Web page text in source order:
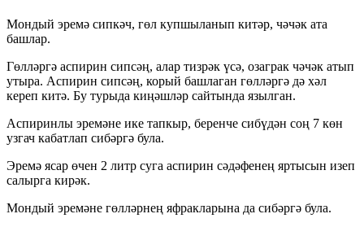
Мондый эремә сипкәч, гөл купшыланып китәр, чәчәк ата
башлар.
Гөлләргә аспирин сипсәң, алар тизрәк үсә, озаграк чәчәк атып
утыра. Аспирин сипсәң, корый башлаган гөлләргә дә хәл
кереп китә. Бу турыда киңәшләр сайтында язылган.
Аспиринлы эремәне ике тапкыр, беренче сибүдән соң 7 көн
узгач кабатлап сибәргә була.
Эремә ясар өчен 2 литр суга аспирин сәдәфенең яртысын изеп
салырга кирәк.
Мондый эремәне гөлләрнең яфракларына да сибәргә була.